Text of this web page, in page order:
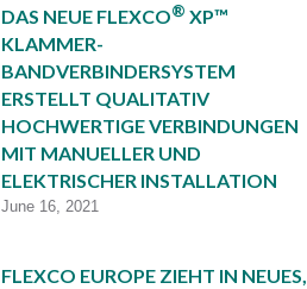
DAS NEUE FLEXCO® XP™
KLAMMER-
BANDVERBINDERSYSTEM
ERSTELLT QUALITATIV
HOCHWERTIGE VERBINDUNGEN
MIT MANUELLER UND
ELEKTRISCHER INSTALLATION
June 16, 2021
FLEXCO EUROPE ZIEHT IN NEUES,